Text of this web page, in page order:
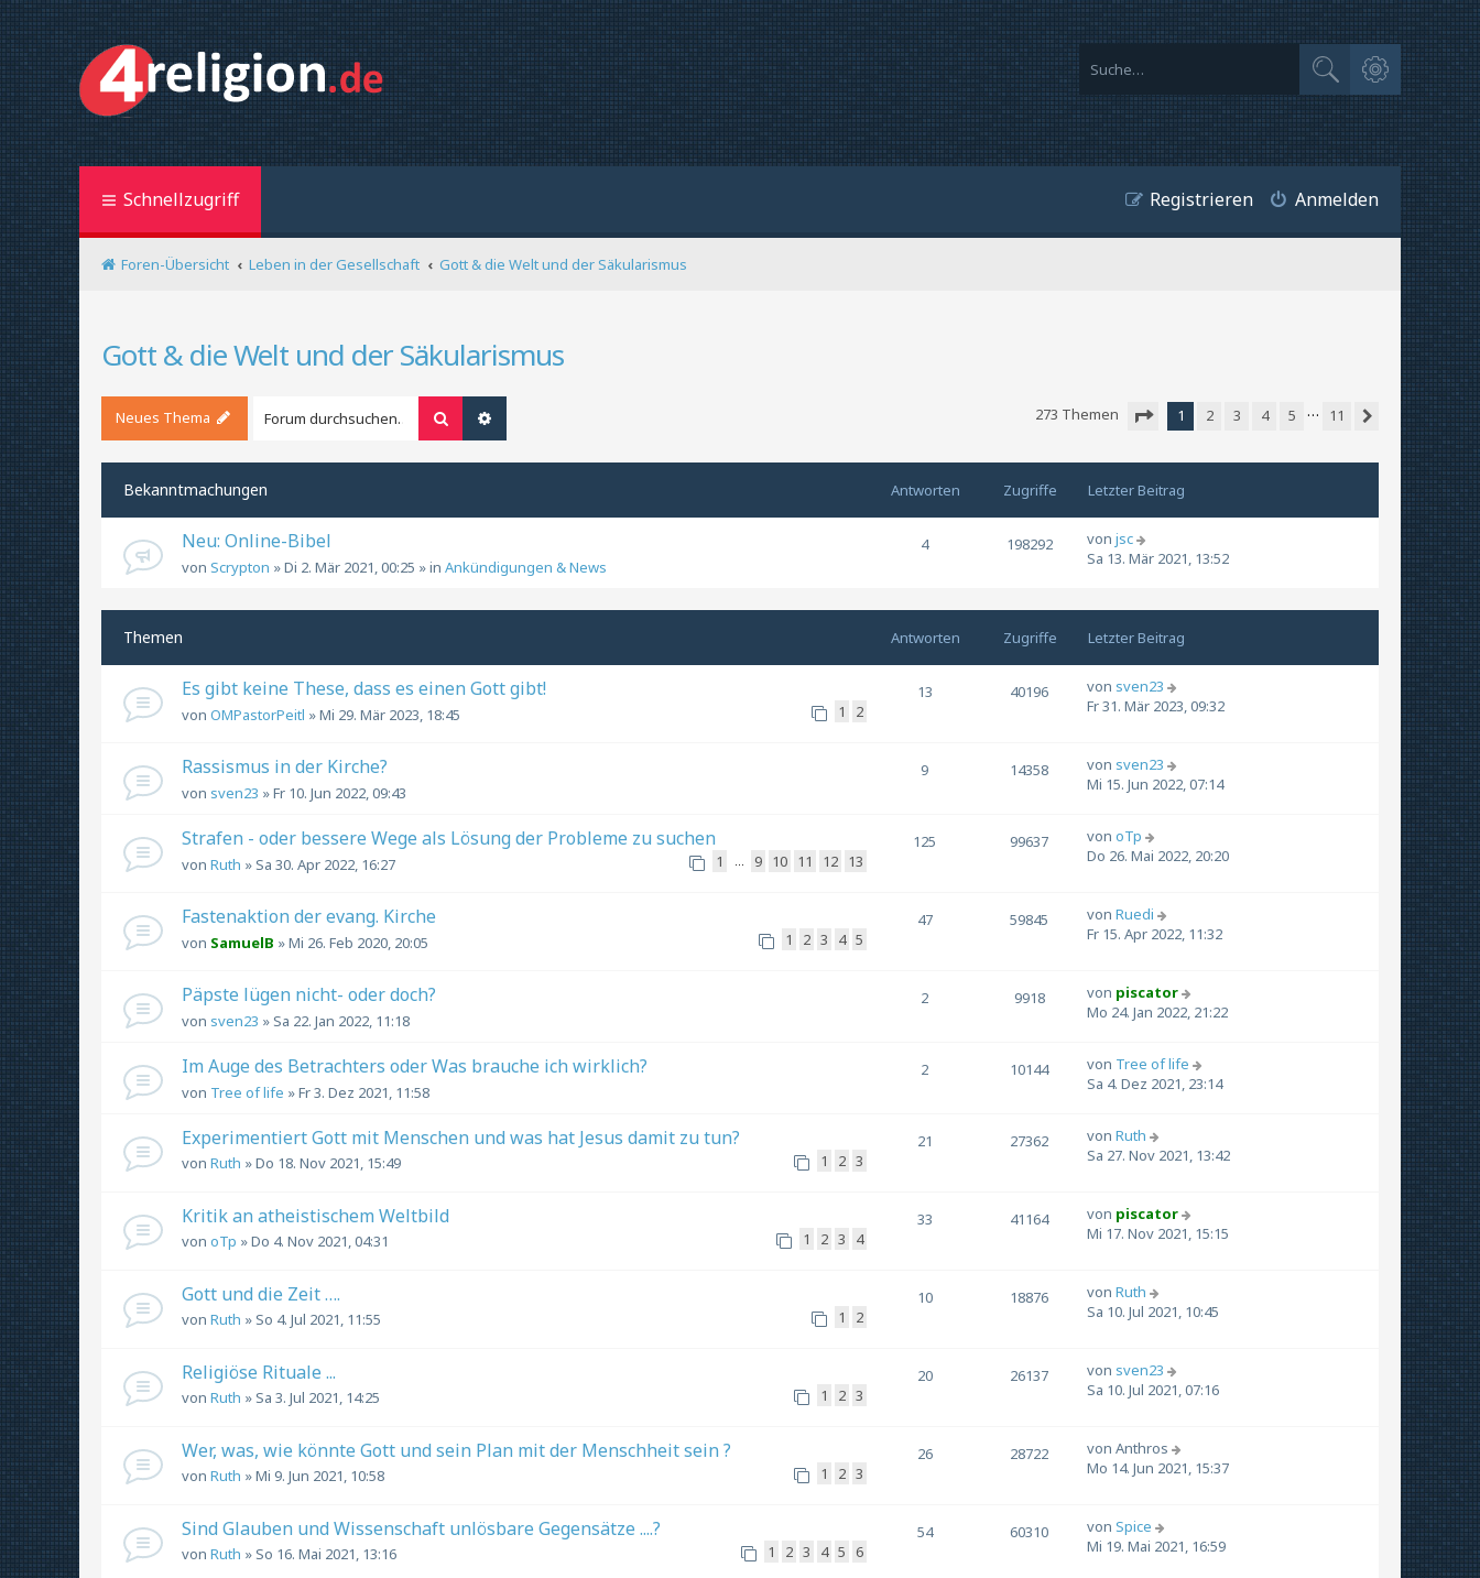
Suche
Erweiterte Suche
Schnellzugriff Anmelden
Registrieren
Foren-Übersicht Leben in der Gesellschaft Gott & die Welt und der Säkularismus
Gott & die Welt und der Säkularismus
Neues Thema Suche
273 Themen
1 2 3 4 5 …
11
Nächste
Bekanntmachungen Antworten Zugriffe Letzter Beitrag
Neu: Online-Bibel
von Scrypton » Di 2. Mär 2021, 00:25 » in Ankündigungen & News
4 198292 von jsc
Sa 13. Mär 2021, 13:52
Themen Antworten Zugriffe Letzter Beitrag
Es gibt keine These, dass es einen Gott gibt!
von OMPastorPeitl » Mi 29. Mär 2023, 18:45 1 2
13 40196 von sven23
Fr 31. Mär 2023, 09:32
Rassismus in der Kirche?
von sven23 » Fr 10. Jun 2022, 09:43
9 14358 von sven23
Mi 15. Jun 2022, 07:14
Strafen - oder bessere Wege als Lösung der Probleme zu suchen
von Ruth » Sa 30. Apr 2022, 16:27 1 9 10 11 12 13
125 99637 von oTp
Do 26. Mai 2022, 20:20
Fastenaktion der evang. Kirche
von SamuelB » Mi 26. Feb 2020, 20:05 1 2 3 4 5
47 59845 von Ruedi
Fr 15. Apr 2022, 11:32
Päpste lügen nicht- oder doch?
von sven23 » Sa 22. Jan 2022, 11:18
2 9918 von piscator
Mo 24. Jan 2022, 21:22
Im Auge des Betrachters oder Was brauche ich wirklich?
von Tree of life » Fr 3. Dez 2021, 11:58
2 10144 von Tree of life
Sa 4. Dez 2021, 23:14
Experimentiert Gott mit Menschen und was hat Jesus damit zu tun?
von Ruth » Do 18. Nov 2021, 15:49 1 2 3
21 27362 von Ruth
Sa 27. Nov 2021, 13:42
Kritik an atheistischem Weltbild
von oTp » Do 4. Nov 2021, 04:31 1 2 3 4
33 41164 von piscator
Mi 17. Nov 2021, 15:15
Gott und die Zeit ….
von Ruth » So 4. Jul 2021, 11:55 1 2
10 18876 von Ruth
Sa 10. Jul 2021, 10:45
Religiöse Rituale ...
von Ruth » Sa 3. Jul 2021, 14:25 1 2 3
20 26137 von sven23
Sa 10. Jul 2021, 07:16
Wer, was, wie könnte Gott und sein Plan mit der Menschheit sein ?
von Ruth » Mi 9. Jun 2021, 10:58 1 2 3
26 28722 von Anthros
Mo 14. Jun 2021, 15:37
Sind Glauben und Wissenschaft unlösbare Gegensätze ....?
von Ruth » So 16. Mai 2021, 13:16 1 2 3 4 5 6
54 60310 von Spice
Mi 19. Mai 2021, 16:59